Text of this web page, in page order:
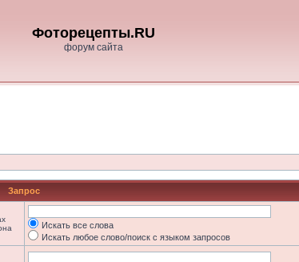
Фоторецепты.RU
форум сайта
Запрос
Искать все слова
Искать любое слово/поиск с языком запросов